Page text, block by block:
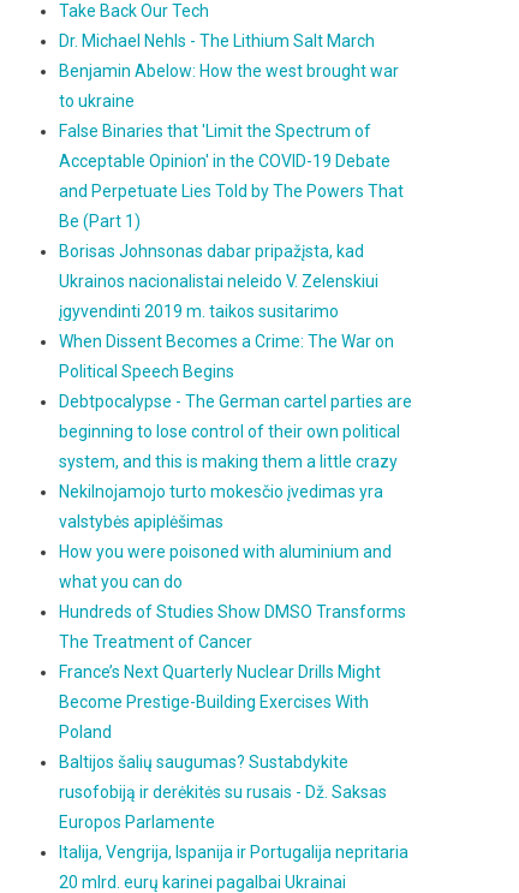
Take Back Our Tech
Dr. Michael Nehls - The Lithium Salt March
Benjamin Abelow: How the west brought war
to ukraine
False Binaries that 'Limit the Spectrum of
Acceptable Opinion' in the COVID-19 Debate
and Perpetuate Lies Told by The Powers That
Be (Part 1)
Borisas Johnsonas dabar pripažįsta, kad
Ukrainos nacionalistai neleido V. Zelenskiui
įgyvendinti 2019 m. taikos susitarimo
When Dissent Becomes a Crime: The War on
Political Speech Begins
Debtpocalypse - The German cartel parties are
beginning to lose control of their own political
system, and this is making them a little crazy
Nekilnojamojo turto mokesčio įvedimas yra
valstybės apiplėšimas
How you were poisoned with aluminium and
what you can do
Hundreds of Studies Show DMSO Transforms
The Treatment of Cancer
France’s Next Quarterly Nuclear Drills Might
Become Prestige-Building Exercises With
Poland
Baltijos šalių saugumas? Sustabdykite
rusofobiją ir derėkitės su rusais - Dž. Saksas
Europos Parlamente
Italija, Vengrija, Ispanija ir Portugalija nepritaria
20 mlrd. eurų karinei pagalbai Ukrainai